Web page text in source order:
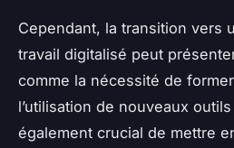
Cependant, la transition vers
travail digitalisé peut
comme la nécessité de
l’utilisation de nouveaux
également crucial de mettre